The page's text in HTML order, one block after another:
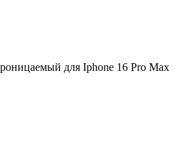
для Iphone 16 Pro Max